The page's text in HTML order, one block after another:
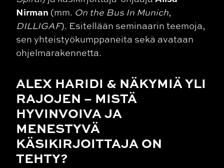
Nirman (mm. On the Bus In Munich,
DILLIGAF). Esitellään seminaarin teemoja,
sen yhteistyökumppaneita sekä avataan
ohjelmarakennetta.
ALEX HARIDI & NÄKYMIÄ YLI
RAJOJEN – MISTÄ
HYVINVOIVA JA
MENESTYVÄ
KÄSIKIRJOITTAJA ON
TEHTY?